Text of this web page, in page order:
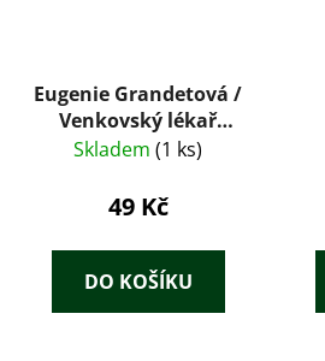
Eugenie Grandetová /
Venkovský lékař
(1929) – Honoré de
František Tichý
Skladem (1 ks)
49 Kč
DO KOŠÍKU